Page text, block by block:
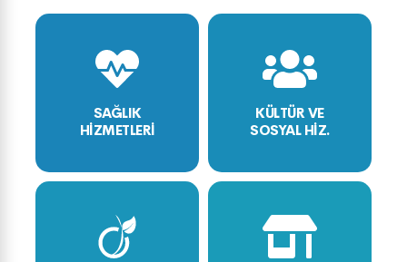
SAĞLIK
HİZMETLERİ
KÜLTÜR VE
SOSYAL HİZ.